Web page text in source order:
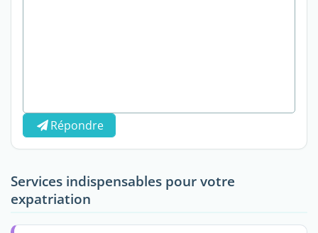
Répondre
Services indispensables pour votre
expatriation